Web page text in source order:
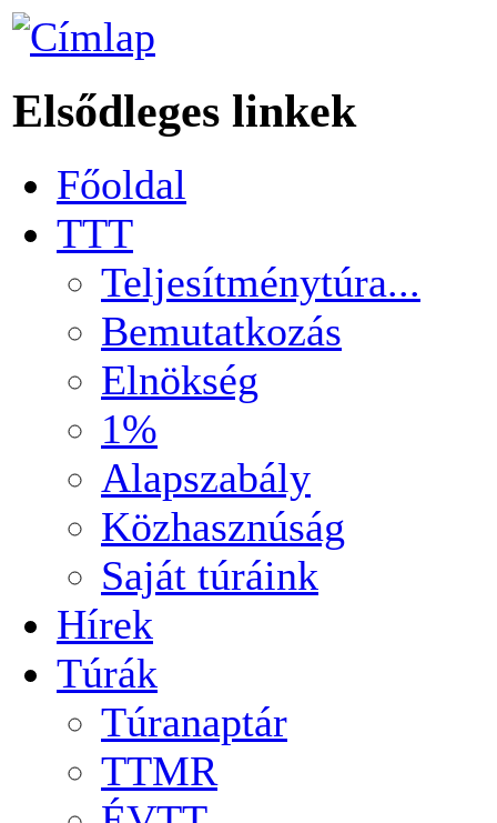
Elsődleges linkek
Főoldal
TTT
Teljesítménytúra...
Bemutatkozás
Elnökség
1%
Alapszabály
Közhasznúság
Saját túráink
Hírek
Túrák
Túranaptár
TTMR